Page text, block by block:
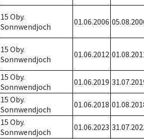
15 Oby.
Sonnwendjoch
01.06.2006
15 Oby.
Sonnwendjoch
01.06.2012
15 Oby.
Sonnwendjoch
01.06.2019
15 Oby.
Sonnwendjoch
01.06.2018
15 Oby.
Sonnwendjoch
01.06.2023